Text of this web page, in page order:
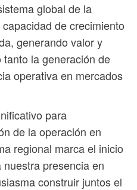
global de la
de crecimiento
generando valor y
la generación de
operativa en mercados
para
de la operación en
regional marca el inicio
presencia en
construir juntos el